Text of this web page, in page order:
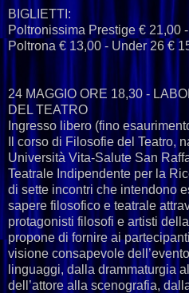
BIGLIETTI:
Poltronissima Prestige € 21,00
Poltrona € 13,00 - Under 26 €
24 MAGGIO ORE 18,30 -
DEL TEATRO
Ingresso libero (fino
Il corso di Filosofie del Teatro,
Università Vita-Salute San
Teatrale Indipendente per la
di sette incontri che intendono
sapere filosofico e teatrale
protagonisti filosofi e artisti
propone di fornire ai
visione consapevole
linguaggi, dalla drammaturgia
dell’attore alla scenografia,